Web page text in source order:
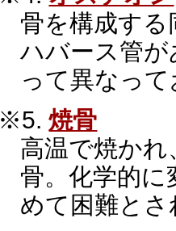
骨を構成する
ハバース管
って異なっ
※5.焼骨
高温で焼か
骨。化学的
めて困難と